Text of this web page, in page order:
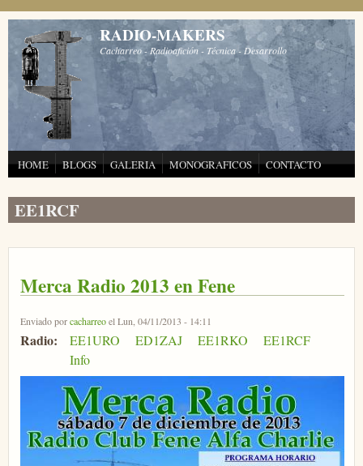
Pasar al contenido principal
RADIO-MAKERS
Cacharreo - Radioafición - Técnica - Desarrollo
HOME BLOGS GALERIA MONOGRAFICOS CONTACTO
EE1RCF
Merca Radio 2013 en Fene
Enviado porcacharreoel Lun, 04/11/2013 - 14:11
Radio: EE1URO ED1ZAJ EE1RKO
EE1RCF
Info